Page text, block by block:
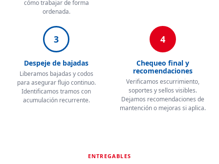
cómo trabajar de forma
ordenada.
3
Despeje de bajadas
Liberamos bajadas y codos
para asegurar flujo continuo.
Identificamos tramos con
acumulación recurrente.
4
Chequeo final y
recomendaciones
Verificamos escurrimiento,
soportes y sellos visibles.
Dejamos recomendaciones de
mantención o mejoras si aplica.
ENTREGABLES